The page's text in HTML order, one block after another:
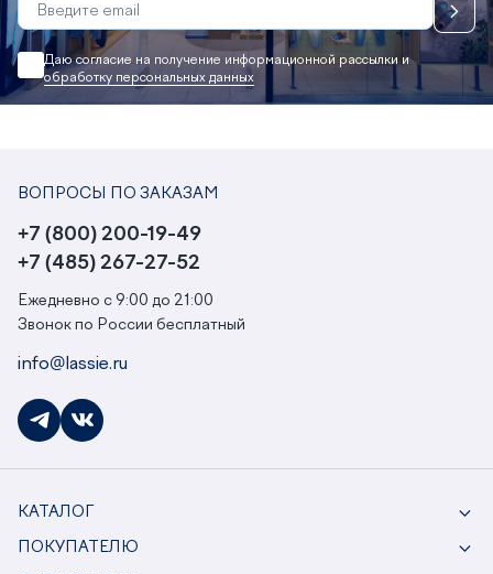
Даю согласие на получение информационной рассылки и
обработку персональных данных
ВОПРОСЫ ПО ЗАКАЗАМ
+7 (800) 200-19-49
+7 (485) 267-27-52
Ежедневно с 9:00 до 21:00
Звонок по России бесплатный
info@lassie.ru
КАТАЛОГ
ПОКУПАТЕЛЮ